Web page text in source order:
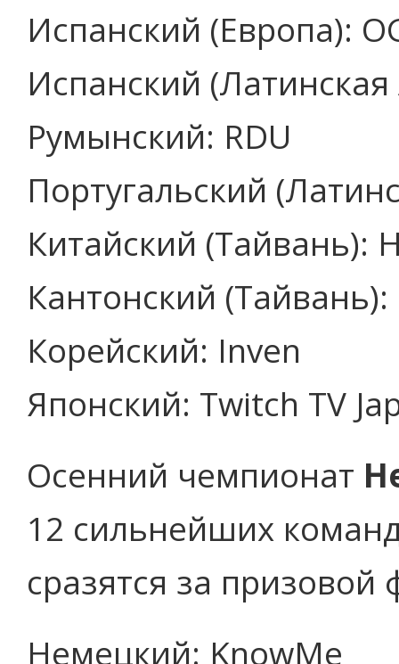
Испанский (Европа):
Испанский
Румынский: RDU
Португальский
Китайский (Тайвань):
Кантонский
Корейский: Inven
Японский: Twitch TV
Осенний чемпионат
12 сильнейших
сразятся за призовой
Немецкий: KnowMe